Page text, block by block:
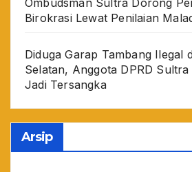
Ombudsman Sultra Dorong
Birokrasi Lewat Penilaian
Diduga Garap Tambang Ilegal
Selatan, Anggota DPRD
Jadi Tersangka
Arsip